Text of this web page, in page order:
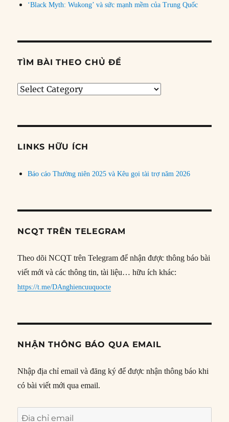
‘Black Myth: Wukong’ và sức mạnh mềm của Trung Quốc
TÌM BÀI THEO CHỦ ĐỀ
Tìm
đề
LINKS HỮU ÍCH
Báo cáo Thường niên 2025 và Kêu gọi tài trợ năm 2026
NCQT TRÊN TELEGRAM
Theo dõi NCQT trên Telegram để nhận được thông báo bài
viết mới và các thông tin, tài liệu… hữu ích khác:
https://t.me/DAnghiencuuquocte
NHẬN THÔNG BÁO QUA EMAIL
Nhập địa chỉ email và đăng ký để được nhận thông báo khi
có bài viết mới qua email.
Địa